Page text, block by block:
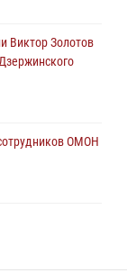
с
Виктор Золотов
ОМОН